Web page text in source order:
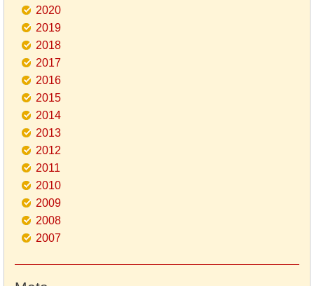
2020
2019
2018
2017
2016
2015
2014
2013
2012
2011
2010
2009
2008
2007